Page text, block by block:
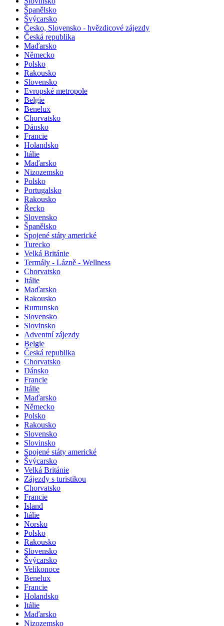
Španělsko
Švýcarsko
Česko, Slovensko - hvězdicové zájezdy
Česká republika
Maďarsko
Německo
Polsko
Rakousko
Slovensko
Evropské metropole
Belgie
Benelux
Chorvatsko
Dánsko
Francie
Holandsko
Itálie
Maďarsko
Nizozemsko
Polsko
Portugalsko
Rakousko
Řecko
Slovensko
Španělsko
Spojené státy americké
Turecko
Velká Británie
Termály - Lázně - Wellness
Chorvatsko
Itálie
Maďarsko
Rakousko
Rumunsko
Slovensko
Slovinsko
Adventní zájezdy
Belgie
Česká republika
Chorvatsko
Dánsko
Francie
Itálie
Maďarsko
Německo
Polsko
Rakousko
Slovensko
Slovinsko
Spojené státy americké
Švýcarsko
Velká Británie
Zájezdy s turistikou
Chorvatsko
Francie
Island
Itálie
Norsko
Polsko
Rakousko
Slovensko
Švýcarsko
Velikonoce
Benelux
Francie
Holandsko
Itálie
Maďarsko
Nizozemsko